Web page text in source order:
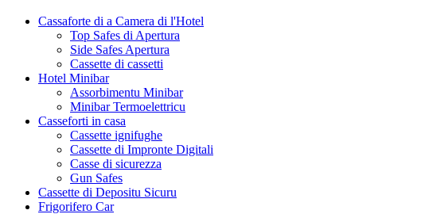
Cassaforte di a Camera di l'Hotel
Top Safes di Apertura
Side Safes Apertura
Cassette di cassetti
Hotel Minibar
Assorbimentu Minibar
Minibar Termoelettricu
Casseforti in casa
Cassette ignifughe
Cassette di Impronte Digitali
Casse di sicurezza
Gun Safes
Cassette di Depositu Sicuru
Frigorifero Car